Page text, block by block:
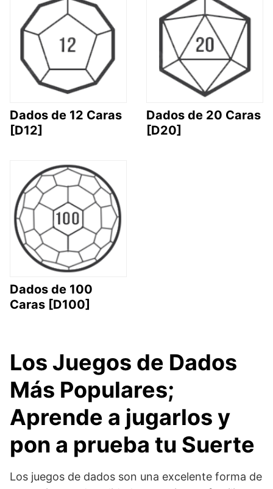
Dados de 12 Caras
[D12]
Dados de 20 Caras
[D20]
Dados de 100
Caras [D100]
Los Juegos de Dados
Más Populares;
Aprende a jugarlos y
pon a prueba tu Suerte
Los juegos de dados son una excelente forma de